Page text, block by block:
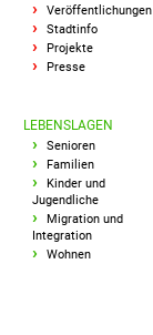
Veröffentlichungen
Stadtinfo
Projekte
Presse
LEBENSLAGEN
Senioren
Familien
Kinder und
Jugendliche
Migration und
Integration
Wohnen